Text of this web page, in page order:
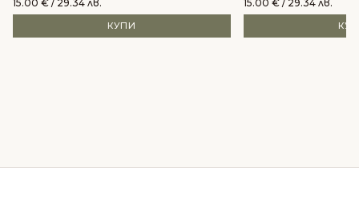
15.00 € / 29.34 лв.
КУПИ
15.00 € / 29.34 лв.